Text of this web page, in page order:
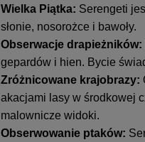
Wielka Piątka: Serengeti
słonie, nosorożce i bawoły.
Obserwacje drapieżników:
gepardów i hien. Bycie
Zróżnicowane krajobrazy:
akacjami lasy w środkowej
malownicze widoki.
Obserwowanie ptaków: